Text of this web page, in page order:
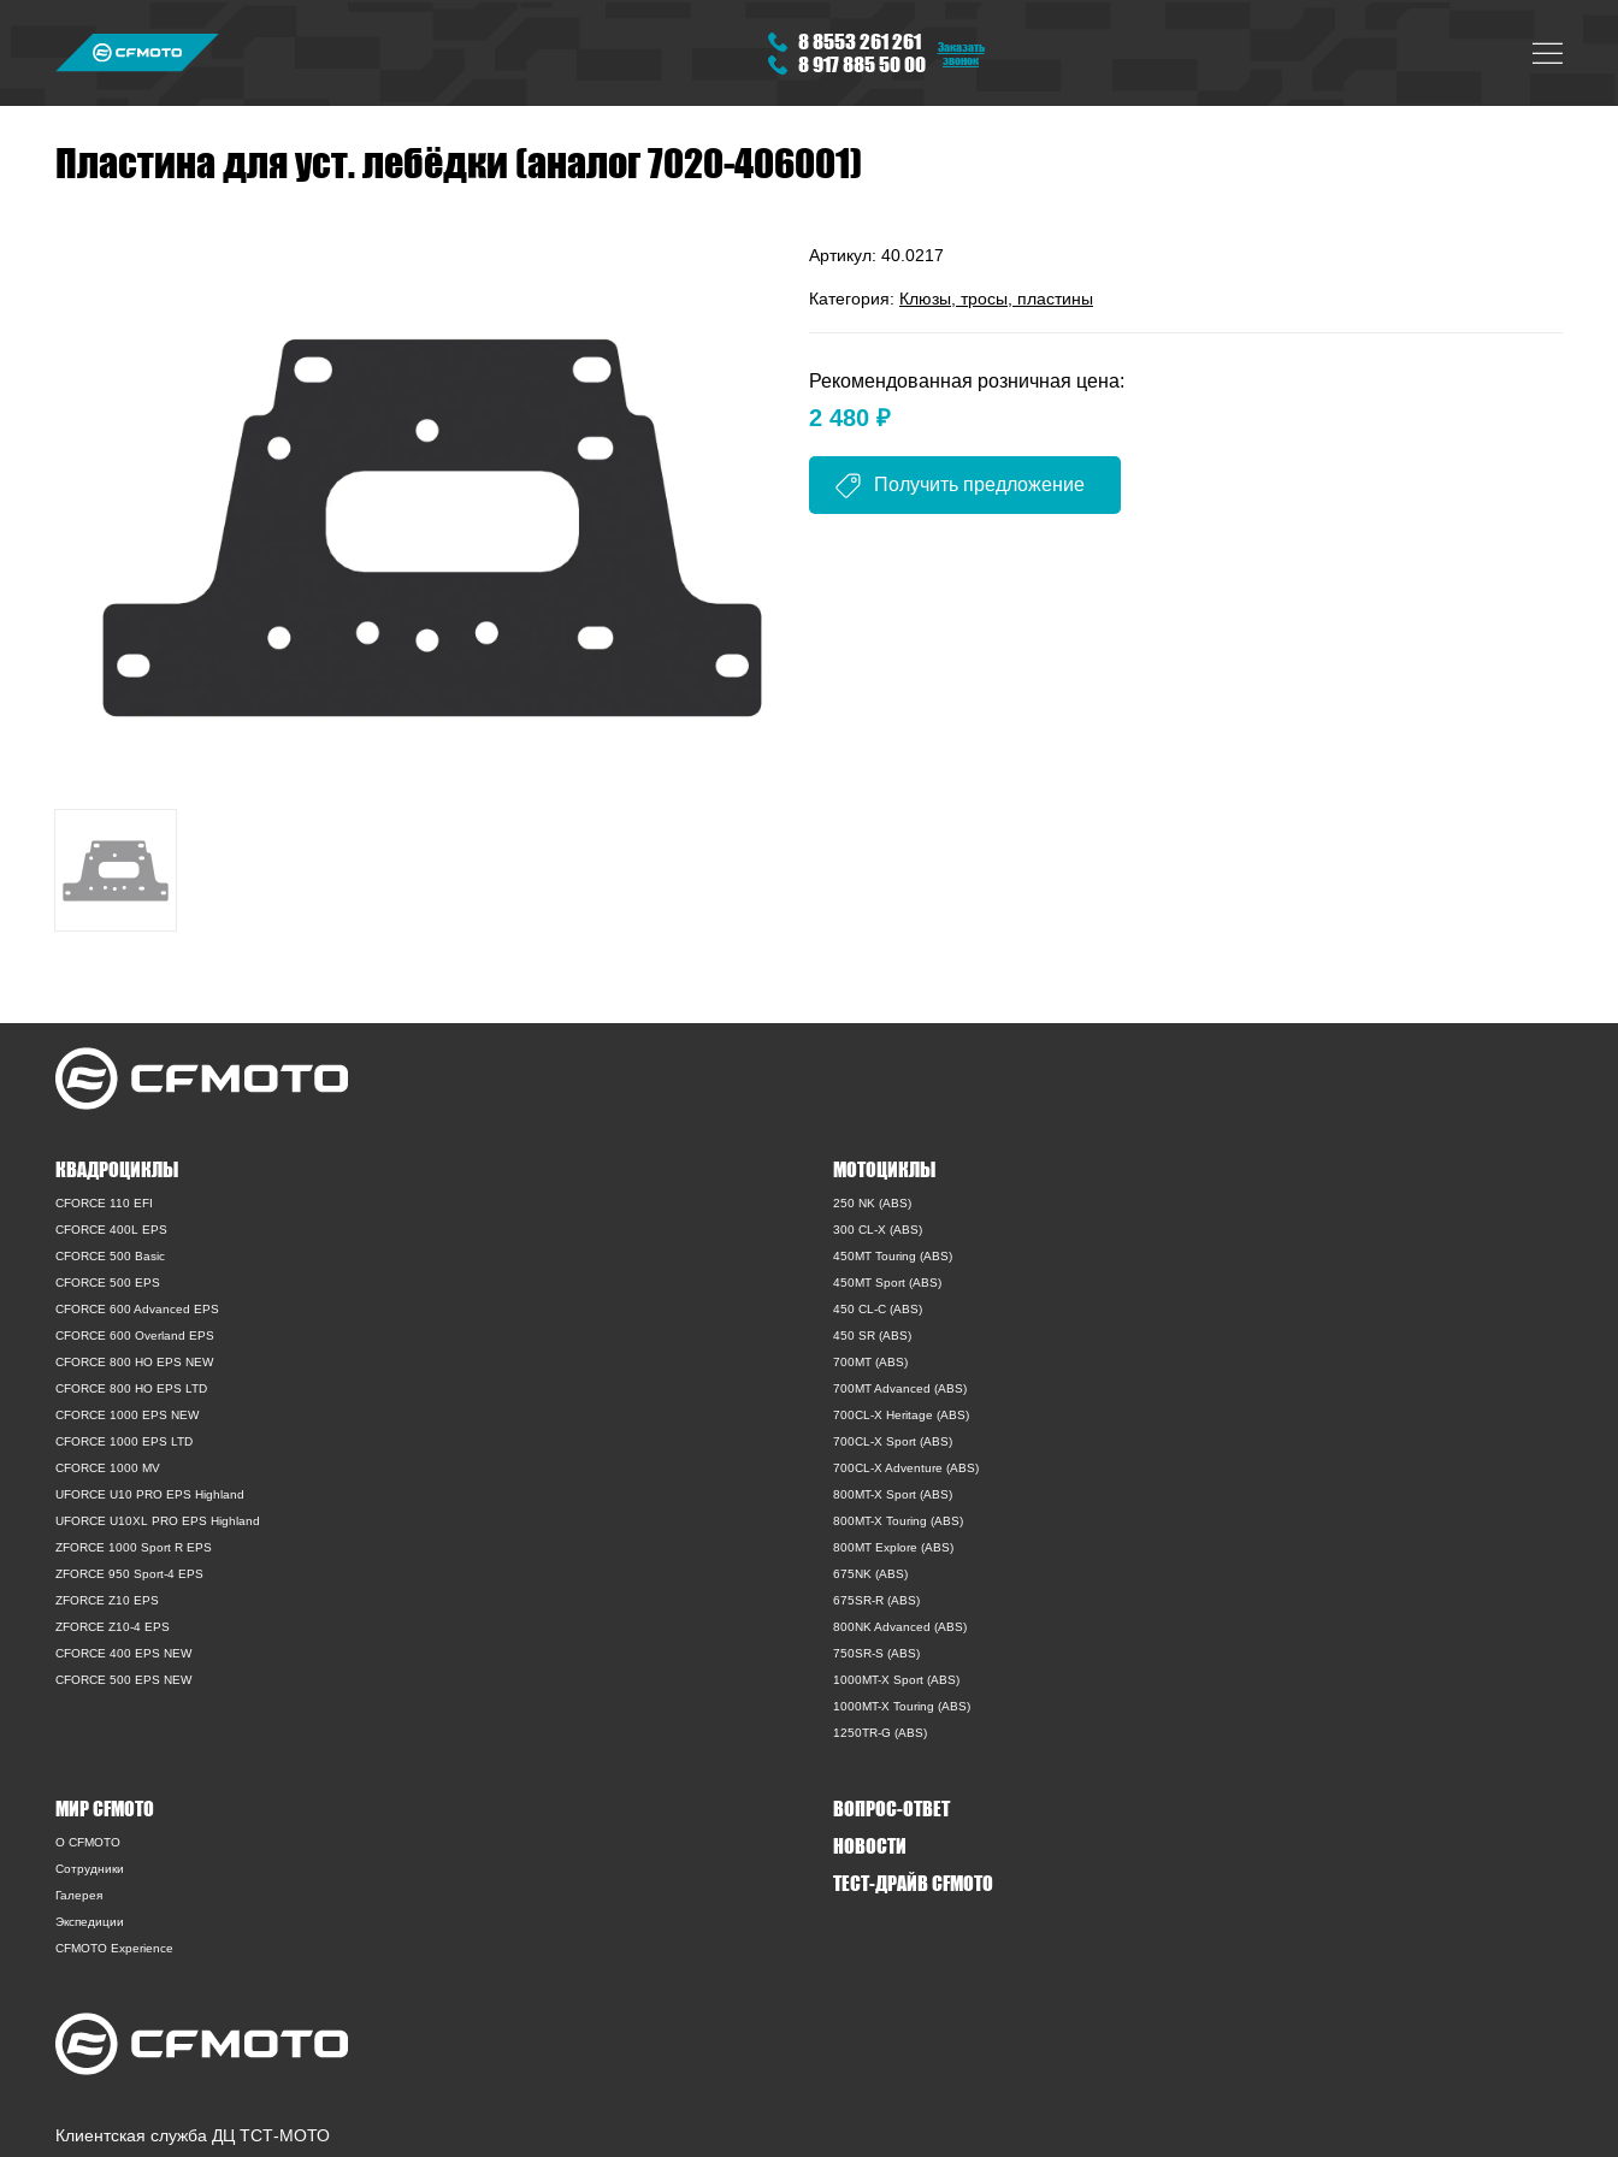
8 8553 261 261
8 917 885 50 00
Заказать
звонок
Пластина для уст. лебёдки (аналог 7020-406001)
Артикул: 40.0217
Категория: Клюзы, тросы, пластины
Рекомендованная розничная цена:
2 480 ₽
Получить предложение
Клиентская служба ДЦ ТСТ-МОТО
КВАДРОЦИКЛЫ
CFORCE 110 EFI
CFORCE 400L EPS
CFORCE 500 Basic
CFORCE 500 EPS
CFORCE 600 Advanced EPS
CFORCE 600 Overland EPS
CFORCE 800 HO EPS NEW
CFORCE 800 HO EPS LTD
CFORCE 1000 EPS NEW
CFORCE 1000 EPS LTD
CFORCE 1000 MV
UFORCE U10 PRO EPS Highland
UFORCE U10XL PRO EPS Highland
ZFORCE 1000 Sport R EPS
ZFORCE 950 Sport-4 EPS
ZFORCE Z10 EPS
ZFORCE Z10-4 EPS
CFORCE 400 EPS NEW
CFORCE 500 EPS NEW
МОТОЦИКЛЫ
250 NK (ABS)
300 CL-X (ABS)
450MT Touring (ABS)
450MT Sport (ABS)
450 CL-C (ABS)
450 SR (ABS)
700MT (ABS)
700MT Advanced (ABS)
700CL-X Heritage (ABS)
700CL-X Sport (ABS)
700CL-X Adventure (ABS)
800MT-X Sport (ABS)
800MT-X Touring (ABS)
800MT Explore (ABS)
675NK (ABS)
675SR-R (ABS)
800NK Advanced (ABS)
750SR-S (ABS)
1000MT-X Sport (ABS)
1000MT-X Touring (ABS)
1250TR-G (ABS)
МИР CFMOTO
O CFMOTO
Сотрудники
Галерея
Экспедиции
CFMOTO Experience
ВОПРОС-ОТВЕТ
НОВОСТИ
ТЕСТ-ДРАЙВ CFMOTO